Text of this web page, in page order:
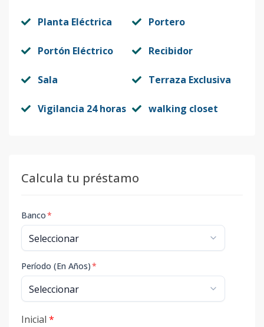
Planta Eléctrica Portero
Portón Eléctrico Recibidor
Sala Terraza Exclusiva
Vigilancia 24 horas walking closet
Calcula tu préstamo
Banco*
Período (En Años)*
Inicial *